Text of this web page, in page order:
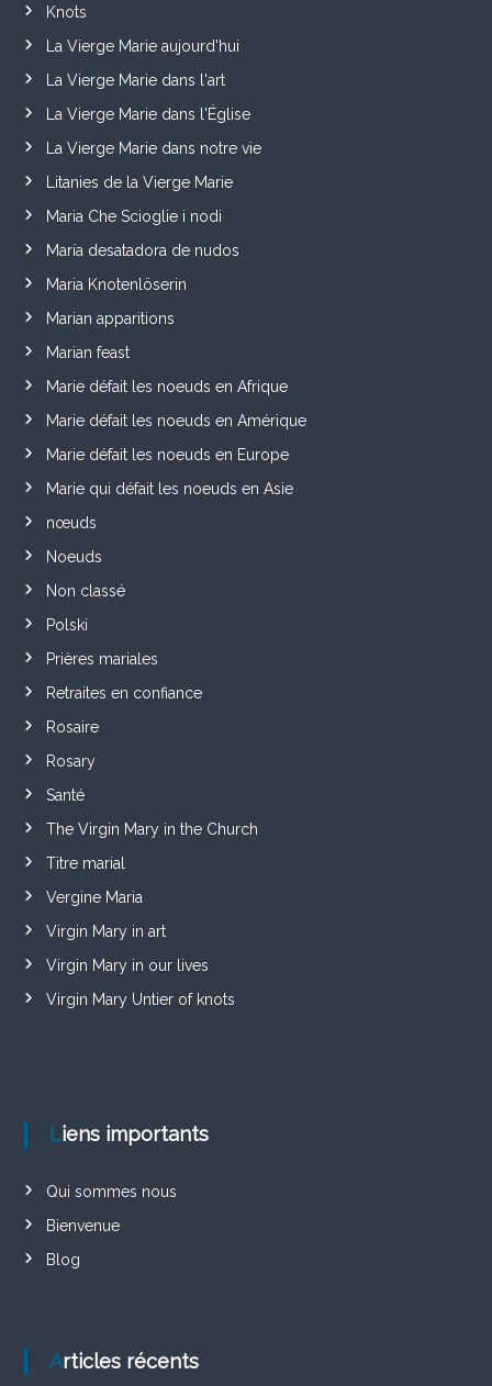
Knots
La Vierge Marie aujourd'hui
La Vierge Marie dans l'art
La Vierge Marie dans l'Église
La Vierge Marie dans notre vie
Litanies de la Vierge Marie
Maria Che Scioglie i nodi
María desatadora de nudos
Maria Knotenlöserin
Marian apparitions
Marian feast
Marie défait les noeuds en Afrique
Marie défait les noeuds en Amérique
Marie défait les noeuds en Europe
Marie qui défait les noeuds en Asie
nœuds
Noeuds
Non classé
Polski
Prières mariales
Retraites en confiance
Rosaire
Rosary
Santé
The Virgin Mary in the Church
Titre marial
Vergine Maria
Virgin Mary in art
Virgin Mary in our lives
Virgin Mary Untier of knots
Liens importants
Qui sommes nous
Bienvenue
Blog
Articles récents